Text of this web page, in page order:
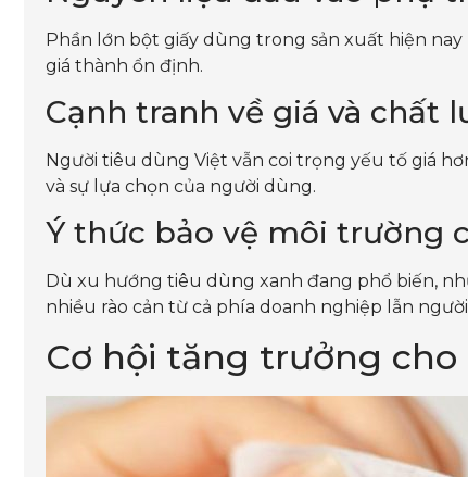
Phần lớn bột giấy dùng trong sản xuất hiện
giá thành ổn định.
Cạnh tranh về giá và chất
Người tiêu dùng Việt vẫn coi trọng yếu tố giá
và sự lựa chọn của người dùng.
Ý thức bảo vệ môi trường
Dù xu hướng tiêu dùng xanh đang phổ biến,
nhiều rào cản từ cả phía doanh nghiệp lẫn
Cơ hội tăng trưởng